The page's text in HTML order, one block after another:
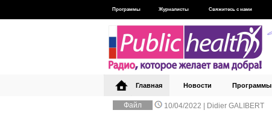
Файл 10/04/2022 | Didier GALIBERT
Программы Журналисты Свяжитесь с нами
Главная Новости Программы